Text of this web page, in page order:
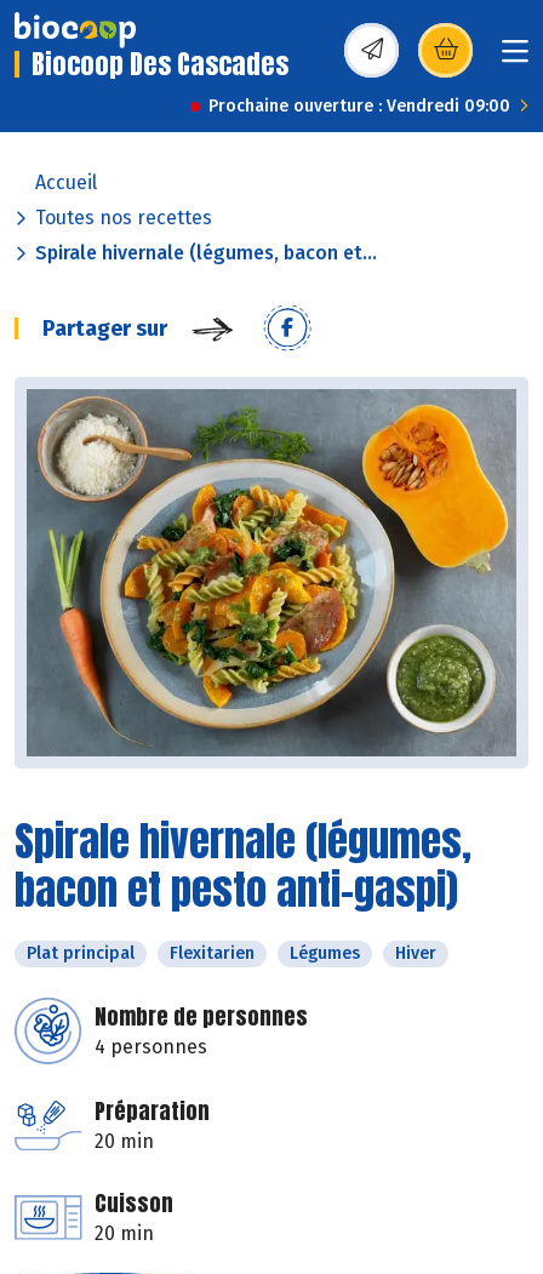
Biocoop Des Cascades (s’ouvre dans une
Prochaine ouverture : Vendredi 09:00
Accueil
Toutes nos recettes
Spirale hivernale (légumes, bacon et...
Partager sur
Spirale hivernale (légumes,
bacon et pesto anti-gaspi)
Plat principal Flexitarien Légumes Hiver
Nombre de personnes
4 personnes
Préparation
20 min
Cuisson
20 min